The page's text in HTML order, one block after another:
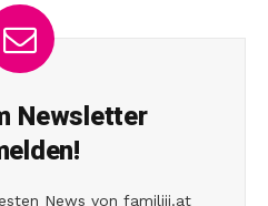
Newsletter
News von familiii.at